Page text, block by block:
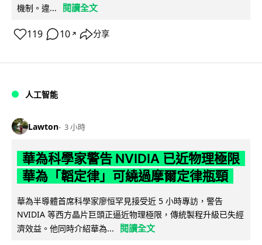
機制。違...
閱讀全文
119 10 ↗ 分享
人工智能
Lawton 3 小時
華為科學家警告 NVIDIA 已近物理極限
華為「韜定律」可繞過摩爾定律瓶頸
華為半導體首席科學家廖恒罕見接受近 5 小時專訪，警告
NVIDIA 等西方晶片巨頭正逼近物理極限，傳統製程升級已失經
濟效益。他同時介紹華為...
閱讀全文